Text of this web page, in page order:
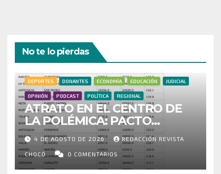
No te lo pierdas
DEPORTES DONANTES ECONOMÍA EDUCACIÓN JUDICIAL
OPINIÓN PODCAST POLÍTICA REGIONAL
ATRATO EN EL CENTRO DE
LA POLÉMICA: PACTO
HISTÓRICO CUESTIONA
CENSO ELECTORAL Y PIDE
INVESTIGAR PRESUNTO
FRAUDE
4 DE AGOSTO DE 2026 REDACCIÓN REVISTA
CHOCÓ 0 COMENTARIOS